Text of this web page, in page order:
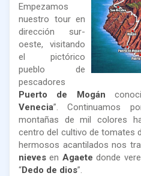
Empezamos
nuestro tour en
dirección sur-
oeste, visitando
el pictórico
pueblo de
pescadores
Puerto de Mogán
Venecia”. Continuamos
montañas de mil colores
centro del cultivo de tomates
hermosos acantilados nos
nieves en Agaete donde
“Dedo de dios”.